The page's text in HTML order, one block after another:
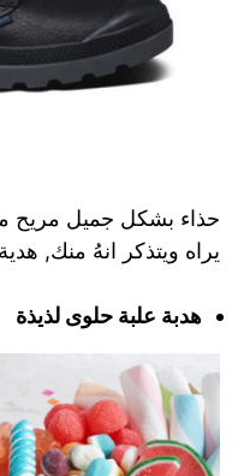
حذاء بشكل جميل مريح
يراه ويتذكر انهُ منك,
هدبة علبة حلوى لذيذة